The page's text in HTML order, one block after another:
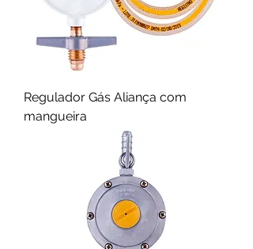
Regulador Gás Aliança com
mangueira